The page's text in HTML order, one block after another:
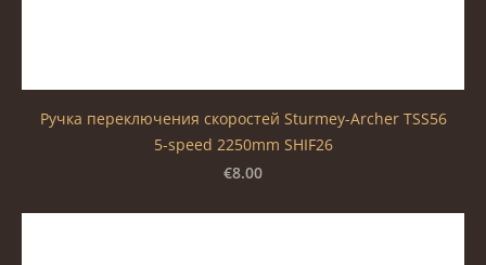
Ручка переключения скоростей Sturmey-Archer TSS56
5-speed 2250mm SHIF26
€8.00